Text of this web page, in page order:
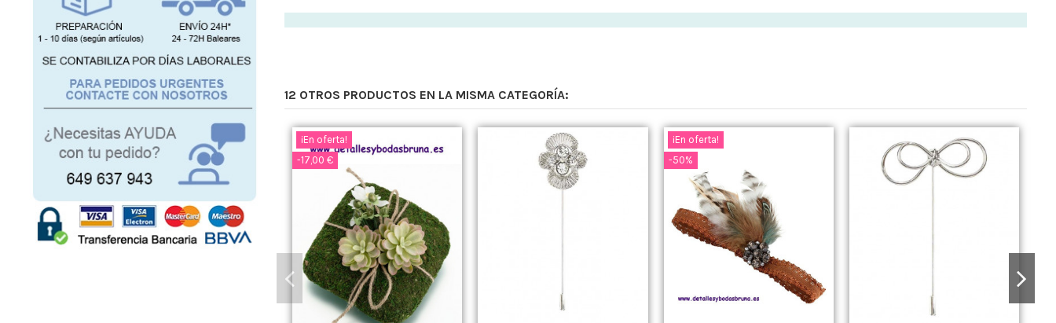
12 OTROS PRODUCTOS EN LA MISMA CATEGORÍA:
¡En oferta!
-17,00 €
¡En oferta!
-50%